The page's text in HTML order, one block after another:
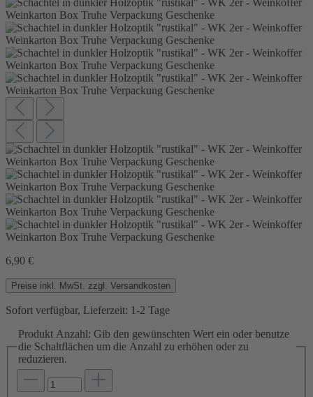
6,90 €
Preise inkl. MwSt. zzgl. Versandkosten
Sofort verfügbar, Lieferzeit: 1-2 Tage
Produkt Anzahl: Gib den gewünschten Wert ein oder benutze
die Schaltflächen um die Anzahl zu erhöhen oder zu
reduzieren.